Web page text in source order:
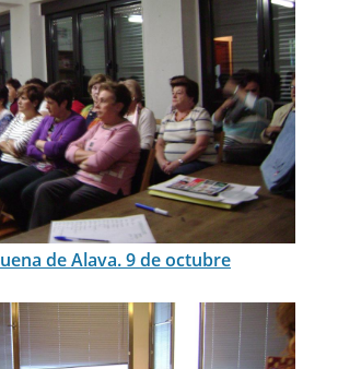
de Alava. 9 de octubre